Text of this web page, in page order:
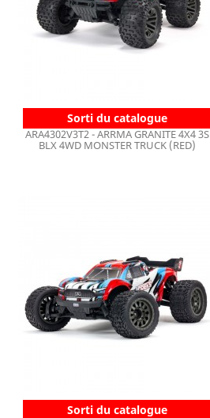
Sorti du catalogue
ARA4302V3T2 - ARRMA GRANITE 4X4 3S
BLX 4WD MONSTER TRUCK (RED)
Sorti du catalogue